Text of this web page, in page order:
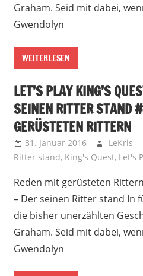
Graham. Seid mit dabei,
Gwendolyn
WEITERLESEN
LET’S PLAY KING’S
SEINEN RITTER STAND
GERÜSTETEN RITTERN
31. Januar 2016 LeKris
Ritter stand, King's Quest, Let's
Reden mit gerüsteten
– Der seinen Ritter stand In
die bisher unerzählten
Graham. Seid mit dabei,
Gwendolyn